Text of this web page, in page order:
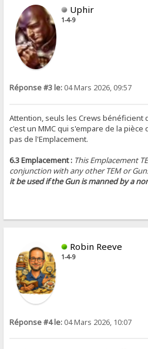
Uphir
1-4-9
Réponse #3 le: 04 Mars 2026, 09:57
Attention, seuls les Crews bénéficient
c'est un MMC qui s'empare de la
pas de l'Emplacement.
6.3 Emplacement : This Emplacement
conjunction with any other TEM or
it be used if the Gun is manned by a
Robin Reeve
1-4-9
Réponse #4 le: 04 Mars 2026, 10:07